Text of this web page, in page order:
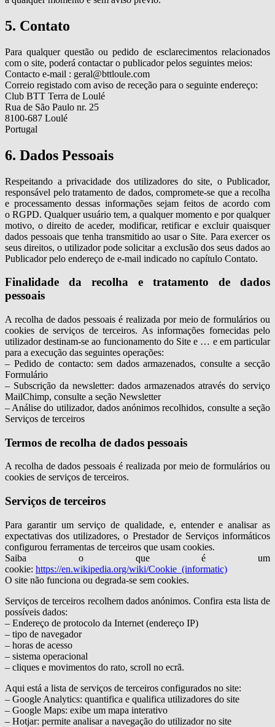
5. Contato
Para qualquer questão ou pedido de esclarecimentos relacionados
com o site, poderá contactar o publicador pelos seguintes meios:
Contacto e-mail : geral@bttloule.com
Correio registado com aviso de receção para o seguinte endereço:
Club BTT Terra de Loulé
Rua de São Paulo nr. 25
8100-687 Loulé
Portugal
6. Dados Pessoais
Respeitando a privacidade dos utilizadores do site, o Publicador,
responsável pelo tratamento de dados, compromete-se que a recolha
e processamento dessas informações sejam feitos de acordo com
o RGPD. Qualquer usuário tem, a qualquer momento e por qualquer
motivo, o direito de aceder, modificar, retificar e excluir quaisquer
dados pessoais que tenha transmitido ao usar o Site. Para exercer os
seus direitos, o utilizador pode solicitar a exclusão dos seus dados ao
Publicador pelo endereço de e-mail indicado no capítulo Contato.
Finalidade da recolha e tratamento de dados
pessoais
A recolha de dados pessoais é realizada por meio de formulários ou
cookies de serviços de terceiros. As informações fornecidas pelo
utilizador destinam-se ao funcionamento do Site e … e em particular
para a execução das seguintes operações:
– Pedido de contacto: sem dados armazenados, consulte a secção
Formulário
– Subscrição da newsletter: dados armazenados através do serviço
MailChimp, consulte a seção Newsletter
– Análise do utilizador, dados anónimos recolhidos, consulte a seção
Serviços de terceiros
Termos de recolha de dados pessoais
A recolha de dados pessoais é realizada por meio de formulários ou
cookies de serviços de terceiros.
Serviços de terceiros
Para garantir um serviço de qualidade, e, entender e analisar as
expectativas dos utilizadores, o Prestador de Serviços informáticos
configurou ferramentas de terceiros que usam cookies.
Saiba o que é um
cookie: https://en.wikipedia.org/wiki/Cookie_(informatic)
O site não funciona ou degrada-se sem cookies.
Serviços de terceiros recolhem dados anónimos. Confira esta lista de
possíveis dados:
– Endereço de protocolo da Internet (endereço IP)
– tipo de navegador
– horas de acesso
– sistema operacional
– cliques e movimentos do rato, scroll no ecrã.
Aqui está a lista de serviços de terceiros configurados no site:
– Google Analytics: quantifica e qualifica utilizadores do site
– Google Maps: exibe um mapa interativo
– Hotjar: permite analisar a navegação do utilizador no site